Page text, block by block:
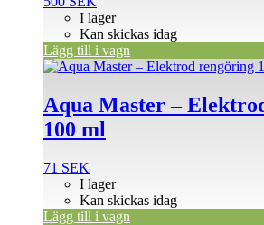
I lager
Kan skickas idag
Lägg till i vagn
Aqua Master –
100 ml
71 SEK
I lager
Kan skickas idag
Lägg till i vagn